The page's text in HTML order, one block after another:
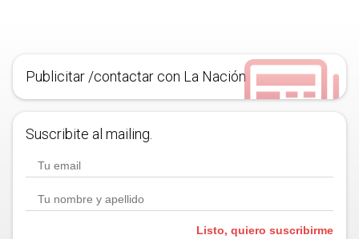
Publicitar /contactar con La Nación
Suscribite al mailing.
Listo, quiero suscribirme